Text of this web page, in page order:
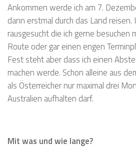
Ankommen werde ich am 7.
dann erstmal durch das Land
rausgesucht die ich gerne besuchen
Route oder gar einen engen
Fest steht aber dass ich einen
machen werde. Schon alleine aus
als Österreicher nur maximal drei
Australien aufhalten darf.
Mit was und wie lange?